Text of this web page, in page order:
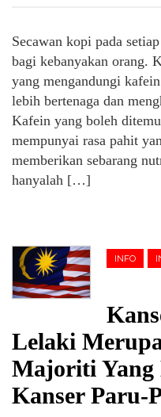
Secawan kopi pada
bagi kebanyakan orang.
yang mengandungi
lebih bertenaga dan
Kafein yang boleh
mempunyai rasa pahit
memberikan sebarang
hanyalah […]
INFO
Lelaki
Majoriti Yang
Kanser Paru-